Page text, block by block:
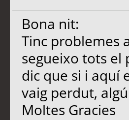
Bona nit:
Tinc problemes
segueixo tots el
dic que si i aquí
vaig perdut,
Moltes Gracies